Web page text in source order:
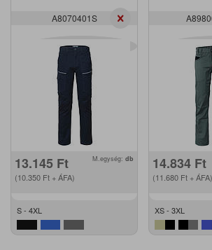
A8070401S
13.145 Ft
(10.350 Ft + ÁFA)
M.egység: db
S - 4XL
14.834 Ft
(11.680 Ft + ÁFA)
XS - 3XL